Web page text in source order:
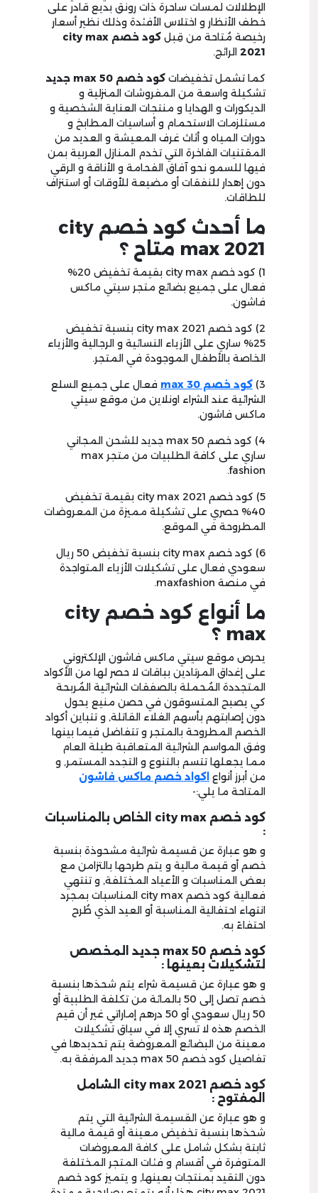
الإطلالات لمسات ساحرة ذات رونق بديع قادر على
خطف الأنظار و اختلاس الأفئدة وذلك نظير أسعار
رخيصة مُتاحة من قِبل كود خصم city max
2021 الرائج.
كما تشمل تخفيضات كود خصم max 50 جديد
تشكيلة واسعة من المفروشات المنزلية و
الديكورات و الهدايا و منتجات العناية الشخصية و
مستلزمات الاستحمام و أساسيات المطابخ و
دورات المياه و أثاث غرف المعيشة و العديد من
المقتنيات الفاخرة التي تخدم المنازل العربية بمن
فيها للسمو نحو آفاق الفحامة و الأناقة و الرقي
دون إهدار للنفقات أو مضيعة للأوقات أو استنزاف
للطاقات.
ما أحدث كود خصم city
max 2021 متاح ؟
1) كود خصم city max بقيمة تخفيض 20%
فعال على جميع بضائع متجر سيتي ماكس
فاشون.
2) كود خصم city max 2021 بنسبة تخفيض
25% ساري على الأزياء النسائية و الرجالية والأزياء
الخاصة بالأطفال الموجودة في المتجر.
3) كود خصم max 30
فعال على جميع السلع
الشرائية عند الشراء اونلاين من موقع سيتي
ماكس فاشون.
4) كود خصم max 50 جديد للشحن المجاني
ساري على كافة الطلبيات من متجر max
fashion.
5) كود خصم city max 2021 بقيمة تخفيض
40% حصري على تشكيلة مميزة من المعروضات
المطروحة في الموقع.
6) كود خصم city max بنسبة تخفيض 50 ريال
سعودي فعال على تشكيلات الأزياء المتواجدة
في منصة maxfashion.
ما أنواع كود خصم city
max ؟
يحرص موقع سيتي ماكس فاشون الإلكتروني
على إغداق المرتادين بباقات لا حصر لها من الأكواد
المتجددة المُحملة بالصفقات الشرائية المُربحة
كي يصبح المتسوقون في حصن منيع يحول
دون إصابتهم بأسهم الغلاء القاتلة, و تتباين أكواد
الخصم المطروحة بالمتجر و تتفاضل فيما بينها
وفق المواسم الشرائية المتعاقبة طيلة العام
مما يجعلها تتسم بالتنوع و التجدد المستمر, و
من أبرز أنواع اكواد خصم ماكس فاشون
المتاحة ما يلي:-
كود خصم city max الخاص بالمناسبات
:
و هو عبارة عن قسيمة شرائية مشحوذة بنسبة
خصم أو قيمة مالية و يتم طرحها بالتزامن مع
بعض المناسبات و الأعياد المختلفة, و تنتهي
فعالية كود خصم city max المناسبات بمجرد
انتهاء احتفالية المناسبة أو العيد الذي طُرح
احتفاءً به.
كود خصم max 50 جديد المخصص
لتشكيلات بعينها :
و هو عبارة عن قسيمة شراء يتم شحذها بنسبة
خصم تصل إلى 50 بالمائة من تكلفة الطلبية أو
50 ريال سعودي أو 50 درهم إماراتي غير أن قيم
الخصم هذه لا تسري إلا في سياق تشكيلات
معينة من البضائع المعروضة يتم تحديدها في
تفاصيل كود خصم max 50 جديد المرفقة به.
كود خصم city max 2021 الشامل
المفتوح :
و هو عبارة عن القسيمة الشرائية التي يتم
شحذها بنسبة تخفيض معينة أو قيمة مالية
ثابتة بشكل شامل على كافة المعروضات
المتوفرة في أقسام و فئات المتجر المختلفة
دون التقيد بمنتجات بعينها, و يتميز كود خصم